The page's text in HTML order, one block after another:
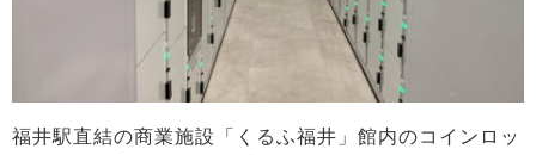
福井駅直結の商業施設「くるふ福井」館内のコインロッ